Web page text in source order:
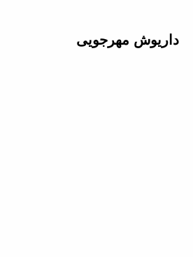
داریوش مهرجویی